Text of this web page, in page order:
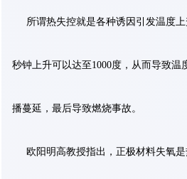
所谓热失控就是各种诱因引发温度
秒钟上升可以达至1000度，从而导致温
播蔓延，最后导致燃烧事故。
欧阳明高教授指出，正极材料失氧